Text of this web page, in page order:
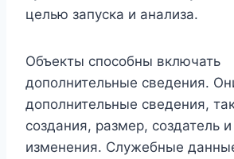
целью запуска и анализа.
Объекты способны включать
дополнительные сведения.
дополнительные сведения,
создания, размер, создатель
изменения. Служебные